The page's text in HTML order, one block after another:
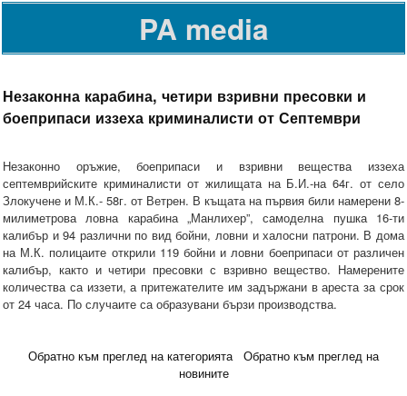
PA media
Незаконна карабина, четири взривни пресовки и
боеприпаси иззеха криминалисти от Септември
Незаконно оръжие, боеприпаси и взривни вещества иззеха
септемврийските криминалисти от жилищата на Б.И.-на 64г. от село
Злокучене и М.К.- 58г. от Ветрен. В къщата на първия били намерени 8-
милиметрова ловна карабина „Манлихер”, самоделна пушка 16-ти
калибър и 94 различни по вид бойни, ловни и халосни патрони. В дома
на М.К. полицаите открили 119 бойни и ловни боеприпаси от различен
калибър, както и четири пресовки с взривно вещество. Намерените
количества са иззети, а притежателите им задържани в ареста за срок
от 24 часа. По случаите са образувани бързи производства.
Обратно към преглед на категорията
Обратно към преглед на
новините